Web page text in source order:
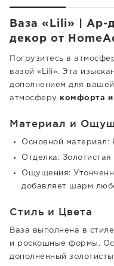
Ваза «Lili» | Ар-
декор от
Погрузитесь в
вазой «Lili». Эта
дополнением для вашей
атмосферу комфорта и
Материал и
Основной материал:
Отделка:
Ощущения:
добавляет шарм
Стиль и Цвета
Ваза выполнена в стиле
и роскошные формы.
дополненный